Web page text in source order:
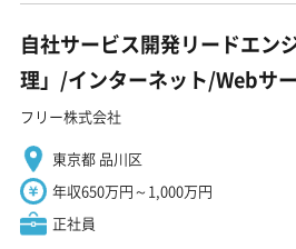
自社サービス開発リードエン
理」/インターネット/Webサ
フリー株式会社
東京都 品川区
年収650万円～1,000万円
正社員